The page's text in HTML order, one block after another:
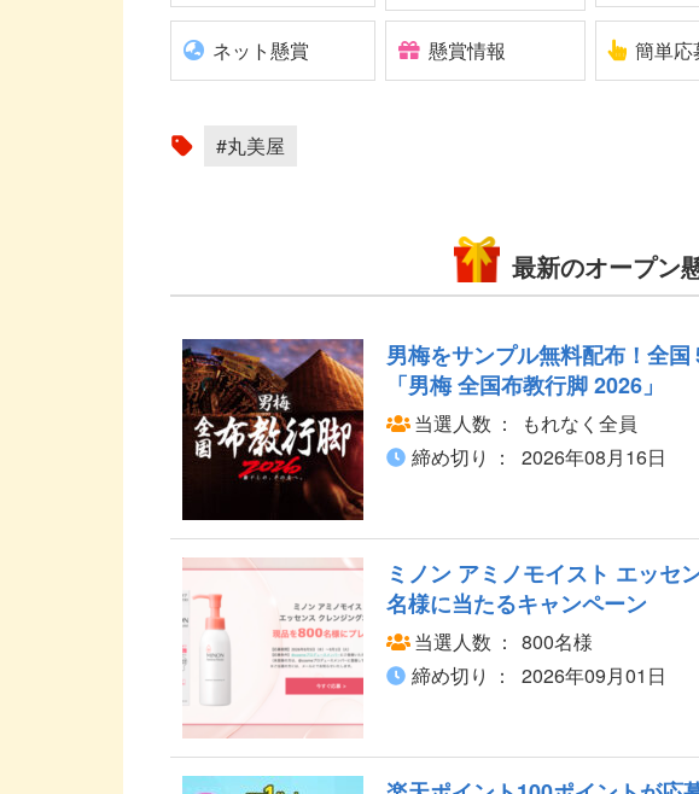
ネット懸賞 懸賞情報 簡単応
#丸美屋
最新のオープン
男梅をサンプル無料配布！全
「男梅 全国布教行脚 2026」
当選人数
もれなく全員
締め切り
2026年08月16日
ミノン アミノモイスト エッセ
名様に当たるキャンペーン
当選人数
800名様
締め切り
2026年09月01日